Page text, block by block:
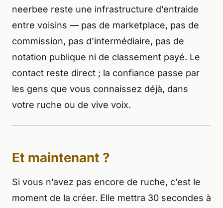
neerbee reste une infrastructure d’entraide
entre voisins — pas de marketplace, pas de
commission, pas d’intermédiaire, pas de
notation publique ni de classement payé. Le
contact reste direct ; la confiance passe par
les gens que vous connaissez déjà, dans
votre ruche ou de vive voix.
Et maintenant ?
Si vous n’avez pas encore de ruche, c’est le
moment de la créer. Elle mettra 30 secondes à